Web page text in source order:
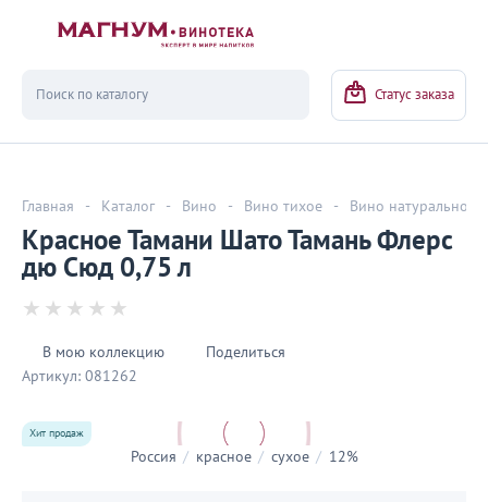
Статус заказа
Главная - Каталог - Вино - Вино тихое - Вино натуральное
Красное Тамани Шато Тамань Флерс
дю Сюд 0,75 л
В мою коллекцию
Поделиться
Артикул: 081262
Хит продаж
Россия / красное / сухое / 12%